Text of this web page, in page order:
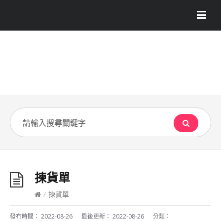
揀貨單
/ 揀貨單
發布時間： 2022-08-26 最後更新： 2022-08-26 分類：